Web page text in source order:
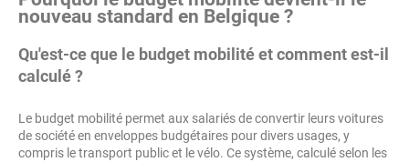
nouveau standard en Belgique ?
Qu'est-ce que le budget mobilité et comment est-il
calculé ?
Le budget mobilité permet aux salariés de convertir leurs voitures
de société en enveloppes budgétaires pour divers usages, y
compris le transport public et le vélo. Ce système, calculé selon les